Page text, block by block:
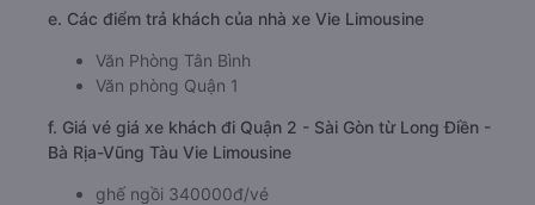
e. Các điểm trả khách của nhà xe Vie Limousine
Văn Phòng Tân Bình
Văn phòng Quận 1
f. Giá vé giá xe khách đi Quận 2 - Sài Gòn từ Long Điền -
Bà Rịa-Vũng Tàu Vie Limousine
ghế ngồi 340000đ/vé